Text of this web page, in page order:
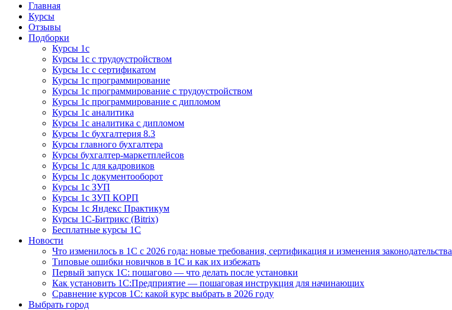
Курсы 1С
Курсы 1С официальная сертификация
Главная
Курсы
Отзывы
Подборки
Курсы 1с
Курсы 1с с трудоустройством
Курсы 1с с сертификатом
Курсы 1с программирование
Курсы 1с программирование с трудоустройством
Курсы 1с программирование с дипломом
Курсы 1с аналитика
Курсы 1с аналитика с дипломом
Курсы 1с бухгалтерия 8.3
Курсы главного бухгалтера
Курсы бухгалтер-маркетплейсов
Курсы 1с для кадровиков
Курсы 1с документооборот
Курсы 1с ЗУП
Курсы 1с ЗУП КОРП
Курсы 1с Яндекс Практикум
Курсы 1С-Битрикс (Bitrix)
Бесплатные курсы 1С
Новости
Что изменилось в 1С с 2026 года: новые требования, сертификация и изменения законодательства
Типовые ошибки новичков в 1С и как их избежать
Первый запуск 1С: пошагово — что делать после установки
Как установить 1С:Предприятие — пошаговая инструкция для начинающих
Сравнение курсов 1С: какой курс выбрать в 2026 году
Выбрать город